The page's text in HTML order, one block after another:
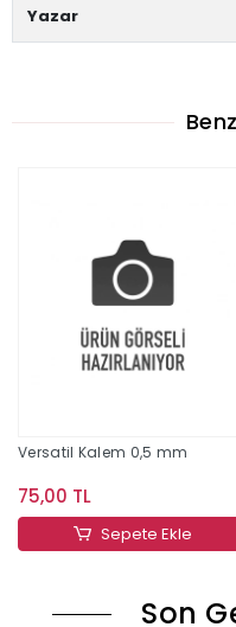
Yazar
Versatil Kalem 0,5 mm
75,00 TL
Sepete Ekle
Son